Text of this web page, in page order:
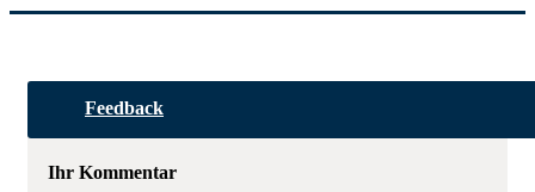
Feedback
Ihr Kommentar